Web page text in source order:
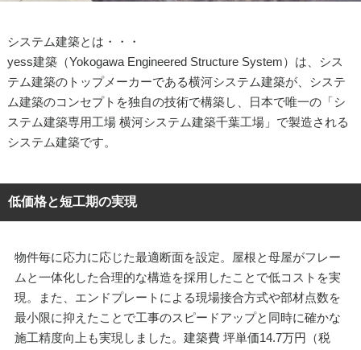
システム建築とは・・・
yess建築（Yokogawa Engineered Structure System）は、シス
テム建築のトップメーカーである横河システム建築が、システ
ム建築のコンセプトを独自の技術で構築し、日本で唯一の「シ
ステム建築専用工場 横河システム建築千葉工場」で製造される
システム建築です。
低価格と短工期の実現
物件毎に応力に応じた最適断面を設定。屋根と母屋がフレー
ムと一体化した合理的な構造を採用したことで低コストを実
現。また、エンドプレートによる現場接合方式や部材点数を
最小限に抑えたことで工事のスピードアップと同時に確かな
施工精度向上も実現しました。 建築費 坪単価14.7万円（税